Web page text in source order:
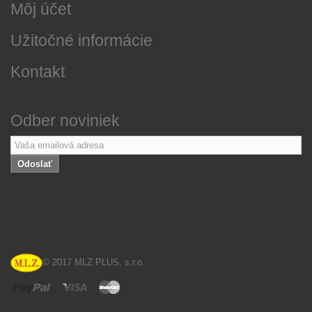
Môj účet
Užitočné informácie
Kontakt
Odber noviniek
Odoslať
© 2017 MLZ PLUS, s.r.o.